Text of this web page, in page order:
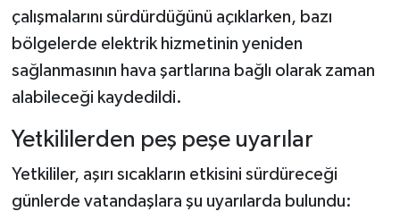
çalışmalarını sürdürdüğünü açıklarken, bazı
bölgelerde elektrik hizmetinin yeniden
sağlanmasının hava şartlarına bağlı olarak zaman
alabileceği kaydedildi.
Yetkililerden peş peşe uyarılar
Yetkililer, aşırı sıcakların etkisini sürdüreceği
günlerde vatandaşlara şu uyarılarda bulundu: